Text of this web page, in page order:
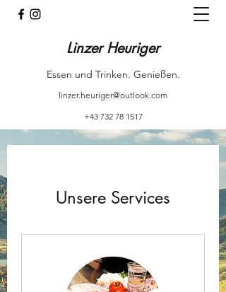
Linzer Heuriger
Essen und Trinken. Genießen.
linzer.heuriger@outlook.com
+43 732 78 1517
Unsere Services